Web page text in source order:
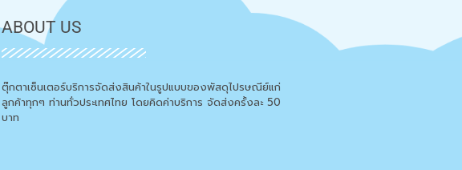
ABOUT US
ตุ๊กตาเซ็นเตอร์บริการจัดส่งสินค้าในรูปแบบของพัสดุไปรษณีย์แก่
ลูกค้าทุกๆ ท่านทั่วประเทศไทย โดยคิดค่าบริการ จัดส่งครั้งละ 50
บาท